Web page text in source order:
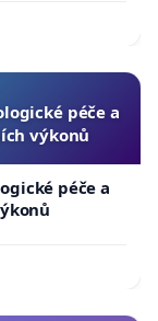
péče a
výkonů
péče a